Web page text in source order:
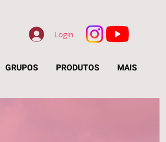
Login
GRUPOS PRODUTOS MAIS